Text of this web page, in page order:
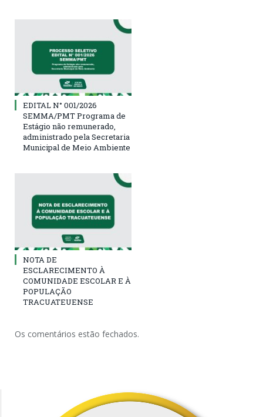
EDITAL N° 001/2026
SEMMA/PMT Programa de
Estágio não remunerado,
administrado pela Secretaria
Municipal de Meio Ambiente
NOTA DE
ESCLARECIMENTO À
COMUNIDADE ESCOLAR E À
POPULAÇÃO
TRACUATEUENSE
Os comentários estão fechados.